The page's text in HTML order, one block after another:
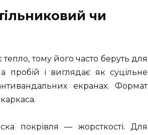
чи
тому його часто беруть для
пробій і виглядає як суцільне
екранах. Формат
покрівля — жорсткості. Для